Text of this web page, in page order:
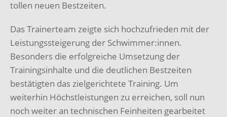
tollen neuen Bestzeiten.
Das Trainerteam zeigte sich hochzufrieden mit der
Leistungssteigerung der Schwimmer:innen.
Besonders die erfolgreiche Umsetzung der
Trainingsinhalte und die deutlichen Bestzeiten
bestätigten das zielgerichtete Training. Um
weiterhin Höchstleistungen zu erreichen, soll nun
noch weiter an technischen Feinheiten gearbeitet